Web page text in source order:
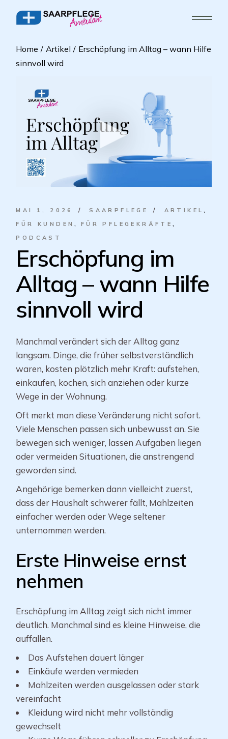
Home Artikel
Erschöpfung im Alltag – wann Hilfe
sinnvoll wird
MAI 1, 2026 SAARPFLEGE
ARTIKEL
FÜR KUNDEN
FÜR PFLEGEKRÄFTE
PODCAST
Erschöpfung im
Alltag – wann Hilfe
sinnvoll wird
Manchmal verändert sich der Alltag ganz
langsam. Dinge, die früher selbstverständlich
waren, kosten plötzlich mehr Kraft: aufstehen,
einkaufen, kochen, sich anziehen oder kurze
Wege in der Wohnung.
Oft merkt man diese Veränderung nicht sofort.
Viele Menschen passen sich unbewusst an. Sie
bewegen sich weniger, lassen Aufgaben liegen
oder vermeiden Situationen, die anstrengend
geworden sind.
Angehörige bemerken dann vielleicht zuerst,
dass der Haushalt schwerer fällt, Mahlzeiten
einfacher werden oder Wege seltener
unternommen werden.
Erste Hinweise ernst
nehmen
Erschöpfung im Alltag zeigt sich nicht immer
deutlich. Manchmal sind es kleine Hinweise, die
auffallen.
Das Aufstehen dauert länger
Einkäufe werden vermieden
Mahlzeiten werden ausgelassen oder stark
vereinfacht
Kleidung wird nicht mehr vollständig
gewechselt